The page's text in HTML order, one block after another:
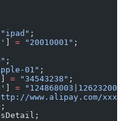
"ipad" ;
= "20010001" ;
;
01" ;
= "34543238" ;
=
www.alipay.com/